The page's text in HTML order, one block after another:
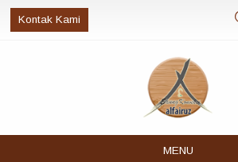
Kontak Kami
MENU